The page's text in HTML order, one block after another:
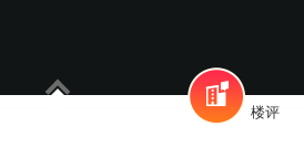
楼评